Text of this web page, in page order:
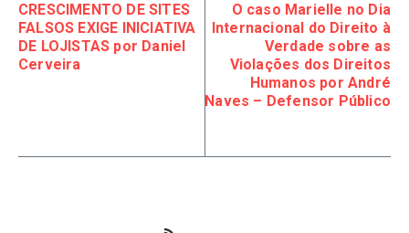
CRESCIMENTO DE SITES
FALSOS EXIGE INICIATIVA
DE LOJISTAS por Daniel
Cerveira
O caso Marielle no Dia
Internacional do Direito à
Verdade sobre as
Violações dos Direitos
Humanos por André
Naves – Defensor Público